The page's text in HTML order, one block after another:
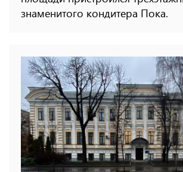
знаменитого кондитера Пока.